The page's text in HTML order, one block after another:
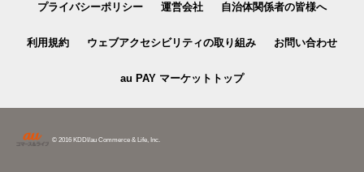
プライバシーポリシー 運営会社 自治体関係者の皆様へ
利用規約 ウェブアクセシビリティの取り組み お問い合わせ
au PAY マーケットトップ
© 2016 KDDI/au Commerce & Life, Inc.